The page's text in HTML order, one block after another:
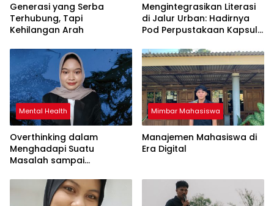
Generasi yang Serba
Terhubung, Tapi
Kehilangan Arah
Mengintegrasikan Literasi
di Jalur Urban: Hadirnya
Pod Perpustakaan Kapsul
Tren Terbaru
Mental Health
Overthinking dalam
Menghadapi Suatu
Masalah sampai
yang Berlebihan
Mimbar Mahasiswa
Manajemen Mahasiswa di
Era Digital